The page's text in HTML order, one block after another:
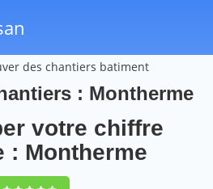
des chantiers batiment
: Montherme
votre chiffre
: Montherme